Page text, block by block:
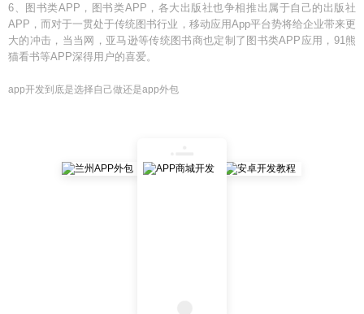
6、图书类APP，图书类APP，各大出版社也争相推出属于自己的出版社
APP，而对于一贯处于传统图书行业，移动应用App平台势将给企业带来更
大的冲击，当当网，亚马逊等传统图书商也定制了图书类APP应用，91熊
猫看书等APP深得用户的喜爱。
app开发到底是选择自己做还是app外包